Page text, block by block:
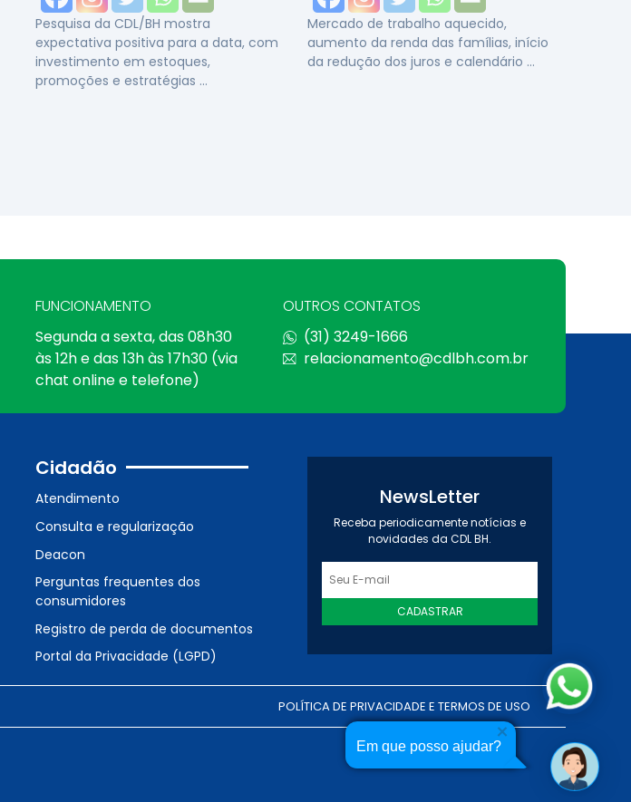
Em que posso ajudar?
Pesquisa da CDL/BH mostra
expectativa positiva para a data, com
investimento em estoques,
promoções e estratégias …
Mercado de trabalho aquecido,
aumento da renda das famílias, início
da redução dos juros e calendário …
FUNCIONAMENTO
Segunda a sexta, das 08h30
às 12h e das 13h às 17h30 (via
chat online e telefone)
OUTROS CONTATOS
(31) 3249-1666
relacionamento@cdlbh.com.br
Cidadão
Atendimento
Consulta e regularização
Deacon
Perguntas frequentes dos
consumidores
Registro de perda de documentos
Portal da Privacidade (LGPD)
NewsLetter
Receba periodicamente notícias e
novidades da CDL BH.
CADASTRAR
POLÍTICA DE PRIVACIDADE E TERMOS DE USO